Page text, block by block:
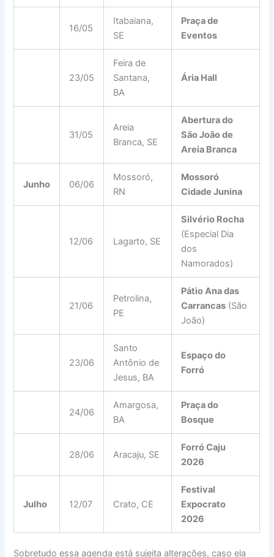
16/05
Itabaiana,
SE
Praça de
Eventos
23/05
Feira de
Santana,
BA
Ária Hall
31/05
Areia
Branca, SE
Abertura do
São João de
Areia Branca
Junho 06/06
Mossoró,
RN
Mossoró
Cidade Junina
12/06 Lagarto, SE
Silvério Rocha
(Especial Dia
dos
Namorados)
21/06
Petrolina,
PE
Pátio Ana das
Carrancas (São
João)
23/06
Santo
Antônio de
Jesus, BA
Espaço do
Forró
24/06
Amargosa,
BA
Praça do
Bosque
28/06 Aracaju, SE
Forró Caju
2026
Julho 12/07 Crato, CE
Festival
Expocrato
2026
Sobretudo essa agenda está sujeita alterações, caso ela